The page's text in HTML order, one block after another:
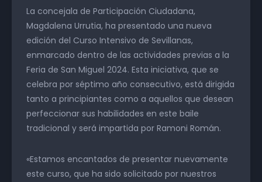
La concejala de Participación Ciudadana,
Magdalena Urrutia, ha presentado una nueva
edición del Curso Intensivo de Sevillanas,
enmarcado dentro de las actividades previas a la
Feria de San Miguel 2024. Esta iniciativa, que se
celebra por séptimo año consecutivo, está dirigida
tanto a principiantes como a aquellos que desean
perfeccionar sus habilidades en este baile
tradicional y será impartida por Ramoni Román.
«Estamos encantados de presentar nuevamente
este curso, que ha sido solicitado por nuestros